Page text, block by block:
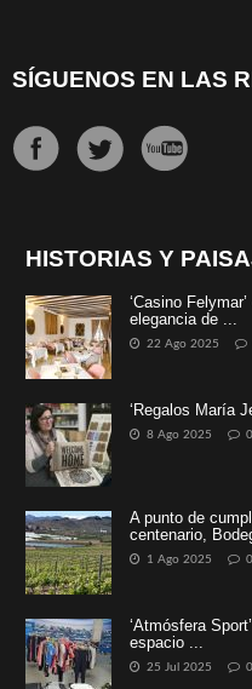
SÍGUENOS EN LAS
HISTORIAS Y
‘Casino
elegancia de ...
22 Ago 2025
‘Regalos María
8 Ago 2025
A punto de
centenario,
1 Ago 2025
‘Atmósfera
espacio ...
25 Jul 2025